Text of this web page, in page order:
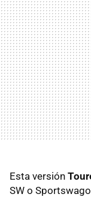
Esta versión
SW o